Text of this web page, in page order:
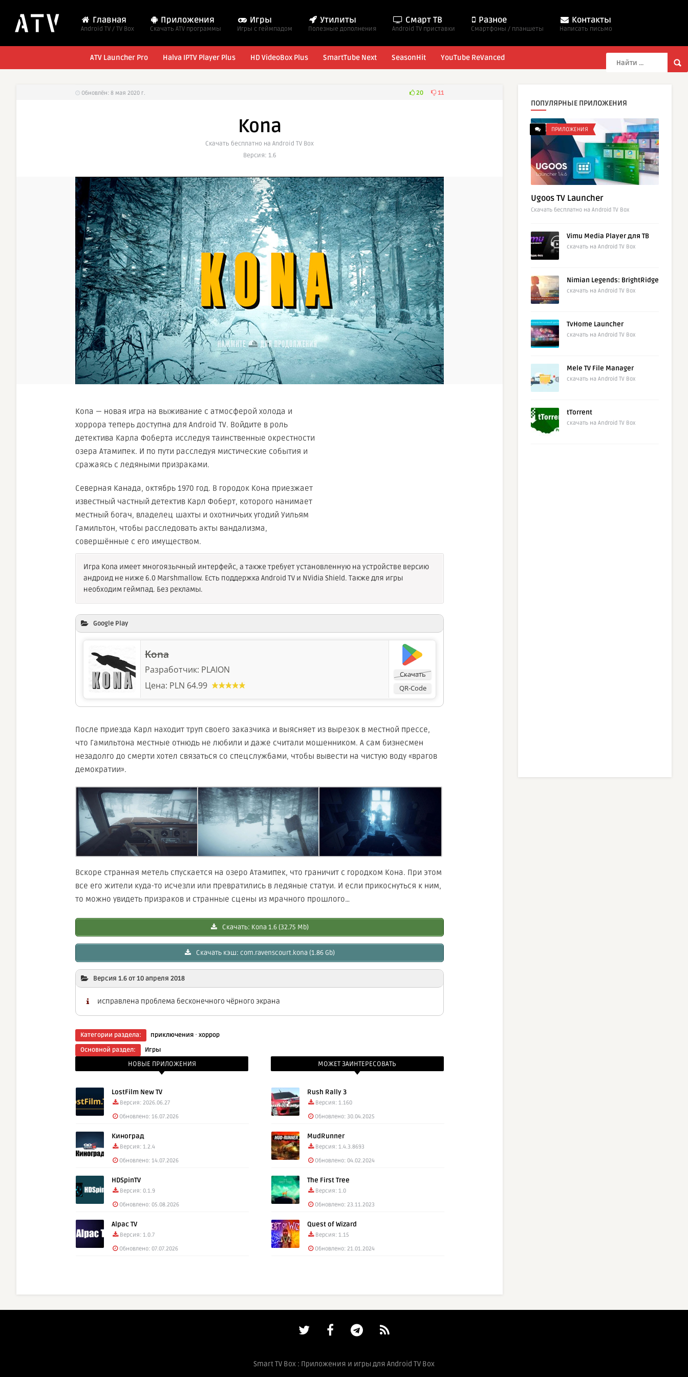
Главная
Android TV / TV Box
Приложения
Cкачать ATV программы
Игры
Игры с геймпадом
Утилиты
Полезные дополнения
Смарт ТВ
Android TV приставки
Разное
Смартфоны / планшеты
Контакты
Написать письмо
ATV Launcher Pro Halva IPTV Player Plus HD VideoBox Plus SmartTube Next SeasonHit YouTube ReVanced
Обновлён: 8 мая 2020 г. 20 11
Kona
Cкачать бесплатно на Android TV Box
Версия: 1.6
Kona — новая игра на выживание с атмосферой холода и
хоррора теперь доступна для Android TV. Войдите в роль
детектива Карла Фоберта исследуя таинственные окрестности
озера Атамипек. И по пути расследуя мистические события и
сражаясь с ледяными призраками.
Северная Канада, октябрь 1970 год. В городок Кона приезжает
известный частный детектив Карл Фоберт, которого нанимает
местный богач, владелец шахты и охотничьих угодий Уильям
Гамильтон, чтобы расследовать акты вандализма,
совершённые с его имуществом.
Игра Kona имеет многоязычный интерфейс, а также требует установленную на устройстве версию
андроид не ниже 6.0 Marshmallow. Есть поддержка Android TV и NVidia Shield. Также для игры
необходим геймпад. Без рекламы.
Google Play
Скачать
QR-Code
Kona
Разработчик: PLAION
Цена: PLN 64.99
После приезда Карл находит труп своего заказчика и выясняет из вырезок в местной прессе,
что Гамильтона местные отнюдь не любили и даже считали мошенником. А сам бизнесмен
незадолго до смерти хотел связаться со спецслужбами, чтобы вывести на чистую воду «врагов
демократии».
Вскоре странная метель спускается на озеро Атамипек, что граничит с городком Кона. При этом
все его жители куда-то исчезли или превратились в ледяные статуи. И если прикоснуться к ним,
то можно увидеть призраков и странные сцены из мрачного прошлого…
Скачать: Kоna 1.6 (32.75 Mb)
Скачать кэш: com.ravenscourt.kona (1.86 Gb)
Версия 1.6 от 10 апреля 2018
исправлена проблема бесконечного чёрного экрана
Категории раздела: приключения · хоррор
Основной раздел:
Игры
НОВЫЕ ПРИЛОЖЕНИЯ
LostFilm New TV
Версия: 2026.06.27
Обновлено: 16.07.2026
Киноград
Версия: 1.2.4
Обновлено: 14.07.2026
HDSpinTV
Версия: 0.1.9
Обновлено: 05.08.2026
Alpac TV
Версия: 1.0.7
Обновлено: 07.07.2026
МОЖЕТ ЗАИНТЕРЕСОВАТЬ
Rush Rally 3
Версия: 1.160
Обновлено: 30.04.2025
MudRunner
Версия: 1.4.3.8693
Обновлено: 04.02.2024
The First Tree
Версия: 1.0
Обновлено: 23.11.2023
Quest of Wizard
Версия: 1.15
Обновлено: 21.01.2024
ПОПУЛЯРНЫЕ ПРИЛОЖЕНИЯ
ПРИЛОЖЕНИЯ
Ugoos TV Launcher
Cкачать бесплатно на Android TV Box
Vimu Media Player для ТВ
скачать на Android TV Box
Nimian Legends: BrightRidge
скачать на Android TV Box
TvHome Launcher
скачать на Android TV Box
Mele TV File Manager
скачать на Android TV Box
tTorrent
скачать на Android TV Box
Smart TV Box : Приложения и игры для Android TV Box